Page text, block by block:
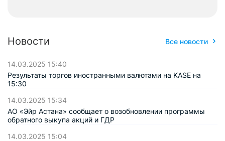
Новости Все новости
14.03.2025 15:40
Результаты торгов иностранными валютами на KASE на
15:30
14.03.2025 15:34
АО «Эйр Астана» сообщает о возобновлении программы
обратного выкупа акций и ГДР
14.03.2025 15:04